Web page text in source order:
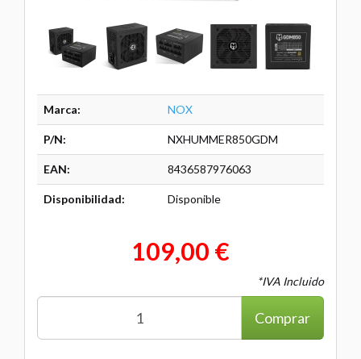
Marca: NOX
P/N: NXHUMMER850GDM
EAN: 8436587976063
Disponibilidad: Disponible
109,00 €
*IVA Incluido
Comprar